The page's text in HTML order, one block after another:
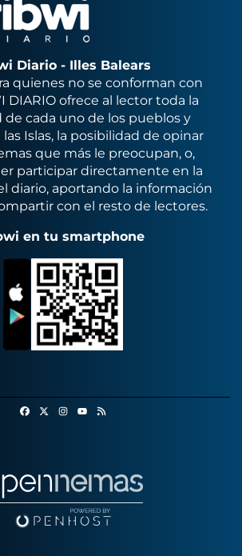
Diario - Illes Balears
quienes no se conforman con
DIARIO ofrece al lector toda la
de cada uno de los pueblos y
Islas, la posibilidad de opinar
que más le preocupan, o,
participar directamente en la
diario, aportando la información
con el resto de lectores.
en tu smartphone
FacebookInstagram